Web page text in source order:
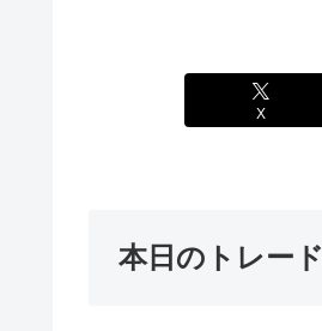
X
本日のトレード